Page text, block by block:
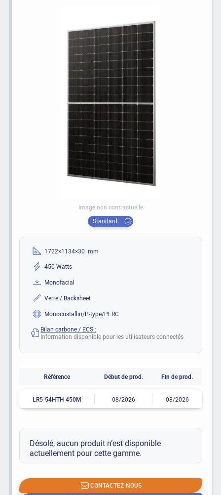
Image non contractuelle
Standard
1722×1134×30 mm
450 Watts
Monofacial
Verre / Backsheet
Monocristallin/P-type/PERC
Bilan carbone / ECS :
Information disponible pour les utilisateurs connectés
Référence Début de prod. Fin de prod.
LR5-54HTH 450M 08/2026 08/2026
Désolé, aucun produit n’est disponible
actuellement pour cette gamme.
CONTACTEZ-NOUS